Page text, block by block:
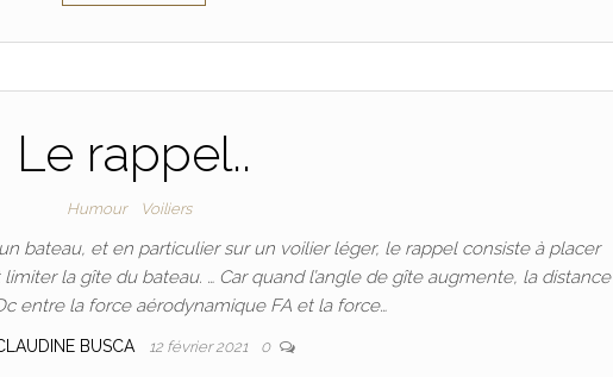
Le rappel..
Humour Voiliers
bateau, et en particulier sur un voilier léger, le rappel consiste à placer
la gîte du bateau. … Car quand l’angle de gîte augmente, la distance
entre la force aérodynamique FA et la force…
BUSCA 12 février 2021 0